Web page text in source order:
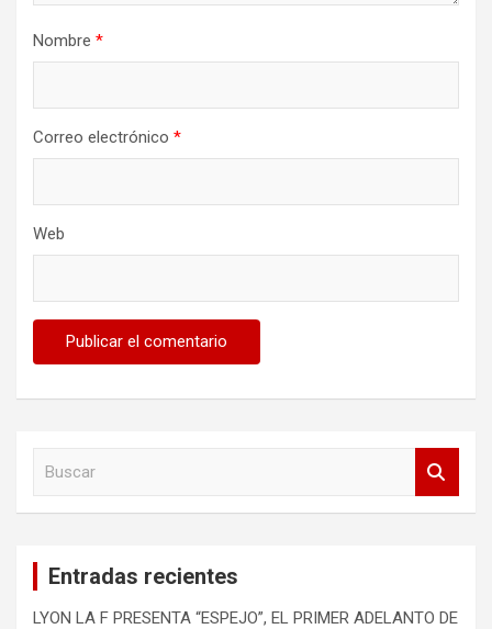
Nombre *
Correo electrónico *
Web
Entradas recientes
LYON LA F PRESENTA “ESPEJO”, EL PRIMER ADELANTO DE